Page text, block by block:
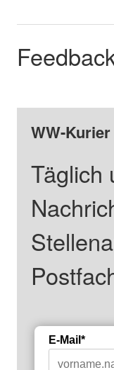
WW-
Täglich
E-Mail*